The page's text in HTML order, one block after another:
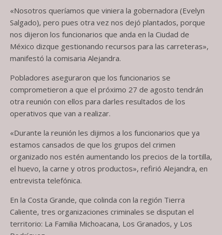
«Nosotros queríamos que viniera la gobernadora (Evelyn
Salgado), pero pues otra vez nos dejó plantados, porque
nos dijeron los funcionarios que anda en la Ciudad de
México dizque gestionando recursos para las carreteras»,
manifestó la comisaria Alejandra.
Pobladores aseguraron que los funcionarios se
comprometieron a que el próximo 27 de agosto tendrán
otra reunión con ellos para darles resultados de los
operativos que van a realizar.
«Durante la reunión les dijimos a los funcionarios que ya
estamos cansados de que los grupos del crimen
organizado nos estén aumentando los precios de la tortilla,
el huevo, la carne y otros productos», refirió Alejandra, en
entrevista telefónica.
En la Costa Grande, que colinda con la región Tierra
Caliente, tres organizaciones criminales se disputan el
territorio: La Familia Michoacana, Los Granados, y Los